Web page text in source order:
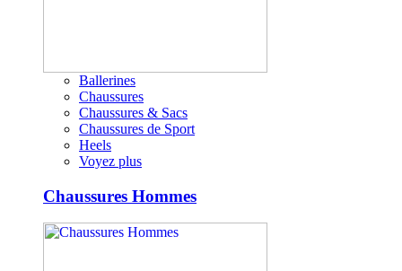
Ballerines
Chaussures
Chaussures & Sacs
Chaussures de Sport
Heels
Voyez plus
Chaussures Hommes